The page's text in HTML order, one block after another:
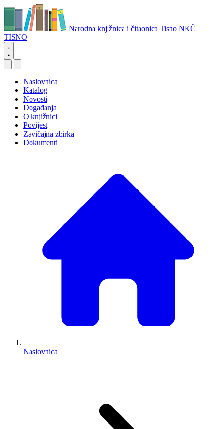
Narodna knjižnica i čitaonica Tisno NKČ
TISNO
Naslovnica
Katalog
Novosti
Događanja
O knjižnici
Povijest
Zavičajna zbirka
Dokumenti
Naslovnica